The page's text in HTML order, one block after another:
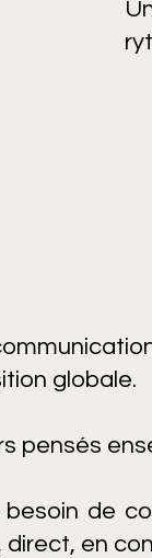
globale.
pensés
de
en